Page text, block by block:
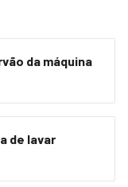
da máquina
de lavar